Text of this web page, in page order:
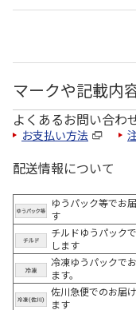
マークや記載内
よくあるお問い合わ
お支払い方法
配送情報について
ゆうパック等でお
す
チルドゆうパック
します
冷凍ゆうパックで
ます。
佐川急便でのお届
ます